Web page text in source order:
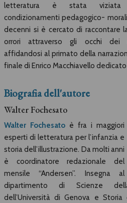
letteratura è stata
condizionamenti pedagogico-
decenni si è cercato di raccontare
orrori attraverso gli occhi dei
affidandosi al primato della
finale di Enrico Macchiavello
Biografia dell'autore
Walter Fochesato
Walter Fochesato è fra i maggiori
esperti di letteratura per l’infanzia e
storia dell’illustrazione. Da molti anni
è coordinatore redazionale del
mensile “Andersen”. Insegna al
dipartimento di Scienze
dell’Università di Genova e Storia